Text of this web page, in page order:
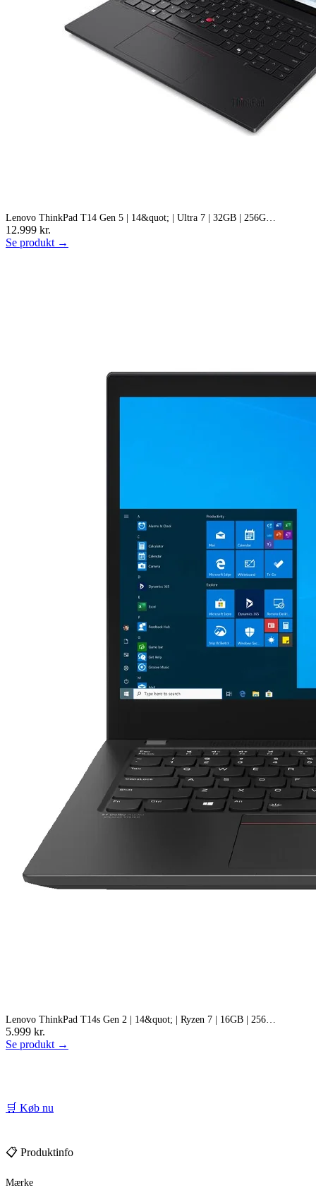
Lenovo ThinkPad T14 Gen 5 | 14&quot; | Ultra 7 | 32GB | 256G…
12.999 kr.
Se produkt →
Lenovo ThinkPad T14s Gen 2 | 14&quot; | Ryzen 7 | 16GB | 256…
5.999 kr.
Se produkt →
🛒 Køb nu
📋 Produktinfo
Mærke